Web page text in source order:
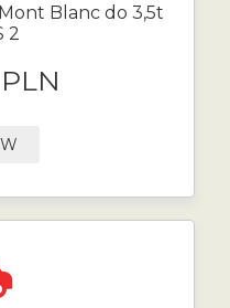
Blanc do 3,5t
2